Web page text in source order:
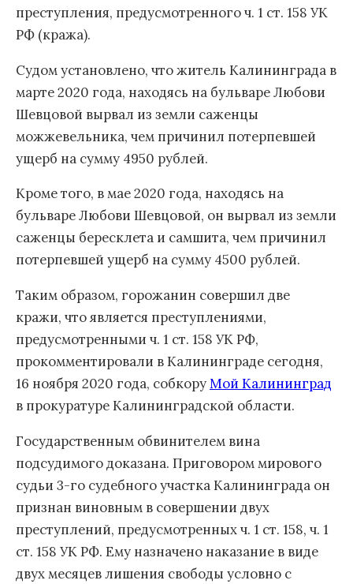
преступления, предусмотренного ч. 1 ст. 158 УК
РФ (кража).
Судом установлено, что житель Калининграда в
марте 2020 года, находясь на бульваре Любови
Шевцовой вырвал из земли саженцы
можжевельника, чем причинил потерпевшей
ущерб на сумму 4950 рублей.
Кроме того, в мае 2020 года, находясь на
бульваре Любови Шевцовой, он вырвал из земли
саженцы бересклета и самшита, чем причинил
потерпевшей ущерб на сумму 4500 рублей.
Таким образом, горожанин совершил две
кражи, что является преступлениями,
предусмотренными ч. 1 ст. 158 УК РФ,
прокомментировали в Калининграде сегодня,
16 ноября 2020 года, собкоруМой Калининград
в прокуратуре Калининградской области.
Государственным обвинителем вина
подсудимого доказана. Приговором мирового
судьи 3-го судебного участка Калининграда он
признан виновным в совершении двух
преступлений, предусмотренных ч. 1 ст. 158, ч. 1
ст. 158 УК РФ. Ему назначено наказание в виде
двух месяцев лишения свободы условно с